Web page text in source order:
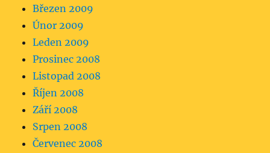
Březen 2009
Únor 2009
Leden 2009
Prosinec 2008
Listopad 2008
Říjen 2008
Září 2008
Srpen 2008
Červenec 2008